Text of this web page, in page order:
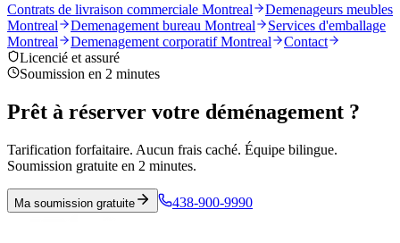
Contrats de livraison commerciale Montreal
Demenageurs meubles
Montreal
Demenagement bureau Montreal
Services d'emballage
Montreal
Demenagement corporatif Montreal
Contact
Licencié et assuré
Soumission en 2 minutes
Prêt à réserver votre déménagement ?
Tarification forfaitaire. Aucun frais caché. Équipe bilingue.
Soumission gratuite en 2 minutes.
Ma soumission gratuite 438-900-9990